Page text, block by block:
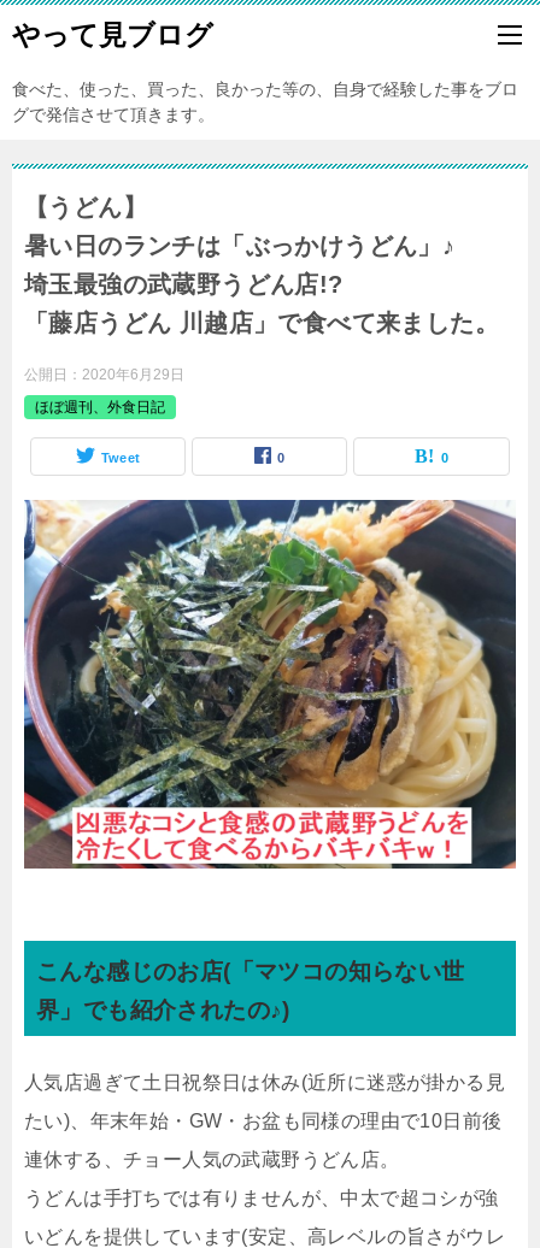
やって見ブログ
食べた、使った、買った、良かった等の、自身で経験した事をブロ
グで発信させて頂きます。
【うどん】
暑い日のランチは「ぶっかけうどん」♪
埼玉最強の武蔵野うどん店!?
「藤店うどん 川越店」で食べて来ました。
公開日： 2020年6月29日
ほぼ週刊、外食日記
Tweet 0 0
こんな感じのお店(「マツコの知らない世
界」でも紹介されたの♪)
人気店過ぎて土日祝祭日は休み(近所に迷惑が掛かる見
たい)、年末年始・GW・お盆も同様の理由で10日前後
連休する、チョー人気の武蔵野うどん店。
うどんは手打ちでは有りませんが、中太で超コシが強
いどんを提供しています(安定、高レベルの旨さがウレ